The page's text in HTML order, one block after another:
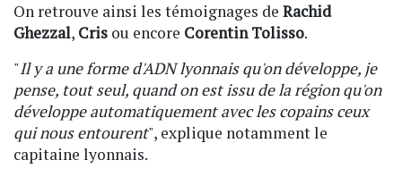
On retrouve ainsi les témoignages de Rachid
Ghezzal, Cris ou encore Corentin Tolisso.
"Il y a une forme d'ADN lyonnais qu'on développe, je
pense, tout seul, quand on est issu de la région qu'on
développe automatiquement avec les copains ceux
qui nous entourent", explique notamment le
capitaine lyonnais.